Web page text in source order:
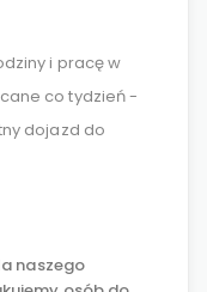
i pracę w
co tydzień -
dojazd do
naszego